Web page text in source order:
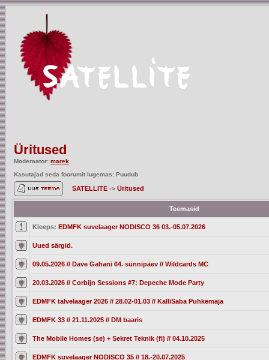
Üritused
Moderaator: marek
Kasutajad seda foorumit lugemas: Puudub
SATELLITE -> Üritused
Teemasid
Kleeps: EDMFK suvelaager NODISCO 36 03.-05.07.2026
Uued särgid.
09.05.2026 // Dave Gahani 64. sünnipäev // Wildcards MC
20.03.2026 // Corbijn Sessions #7: Depeche Mode Party
EDMFK talvelaager 2026 // 28.02-01.03 // KalliSaba Puhkemaja
EDMFK 33 // 21.11.2025 // DM baaris
The Mobile Homes (se) + Sekret Teknik (fi) // 04.10.2025
EDMFK suvelaager NODISCO 35 // 18.-20.07.2025